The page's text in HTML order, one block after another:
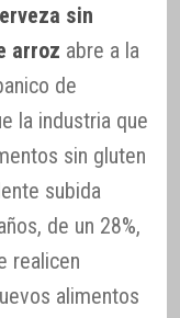
sin
arroz abre a la
de
la industria que
sin gluten
subida
de un 28%,
realicen
alimentos